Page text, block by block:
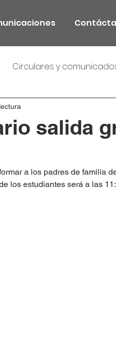
Circulares y
salida
a los padres de familia
los estudiantes será a las